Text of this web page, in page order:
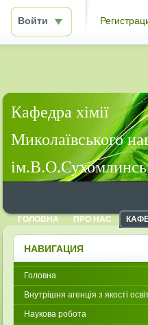
Войти
Кафедра хімії
Миколаївського
ГОЛОВНА ПРО НАС
НАВИГАЦИЯ
Головна
Внутрішня агенція з якості
Наукова робота